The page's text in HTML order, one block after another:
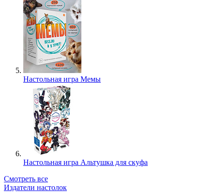
Настольная игра Мемы
Настольная игра Альтушка для скуфа
Смотреть все
Издатели настолок